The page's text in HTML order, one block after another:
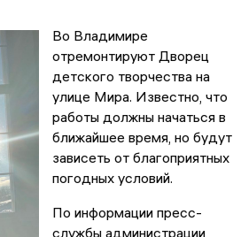
Во Владимире
отремонтируют Дворец
детского творчества на
улице Мира. Известно, что
работы должны начаться в
ближайшее время, но будут
зависеть от благоприятных
погодных условий.
По информации пресс-
службы администрации,